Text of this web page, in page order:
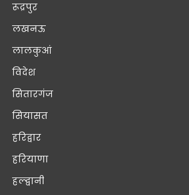
रूद्रपुर
लखनऊ
लालकुआं
विदेश
सितारगंज
सियासत
हरिद्वार
हरियाणा
हल्द्वानी